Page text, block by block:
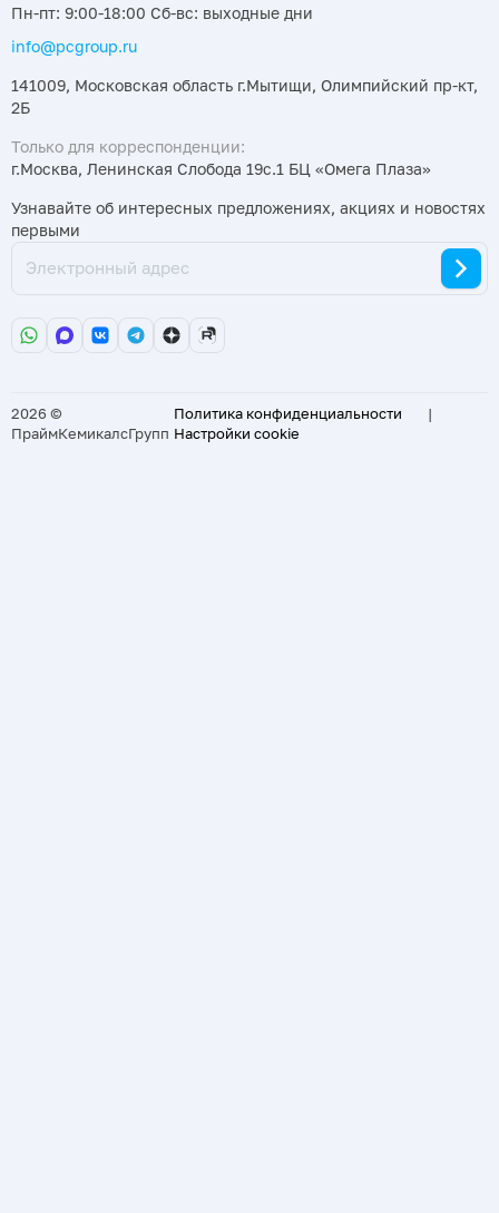
Пн-пт: 9:00-18:00 Сб-вс: выходные дни
info@pcgroup.ru
141009, Московская область г.Мытищи, Олимпийский пр-кт,
2Б
Только для корреспонденции:
г.Москва, Ленинская Слобода 19с.1 БЦ «Омега Плаза»
Узнавайте об интересных предложениях, акциях и новостях
первыми
2026 ©
ПраймКемикалсГрупп
Политика конфиденциальности
|
Настройки cookie